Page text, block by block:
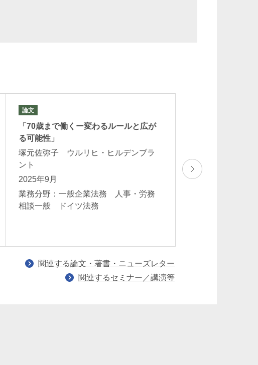
論文
「70歳まで働くー変わるルールと広が
る可能性」
塚元佐弥子 ウルリヒ・ヒルデンブラ
ント
2025年9月
業務分野：一般企業法務 人事・労務
相談一般 ドイツ法務
業が留意すべきこ
塚元佐弥子 ウル
関連する論文・著書・ニューズレター
関連するセミナー／講演等